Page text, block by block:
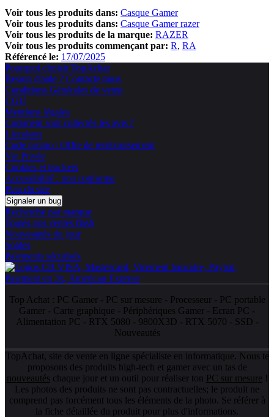
Voir tous les produits dans: Casque Gamer
Voir tous les produits dans: Casque Gamer razer
Voir tous les produits de la marque: RAZER
Voir tous les produits commençant par: R RA
Référencé le: 17/07/2025
Pourquoi choisir TopAchat
Besoin d'aide ? Contacte nous
Conditions Générales de vente
CGU
Mentions légales
Comment sont collectés les avis ?
Livraison
Code promo / Offre de remboursement
Vie Privée
Cookies et trackers
Accessibilité : non conforme
Plan du site
Signaler un bug
Recherche par marque
Toutes nos ventes flash
Nouveautés du jour
Soldes
Paiements sécurisés
Top Achat : PC Gamer- PC sur mesure - Processeur- PC portable
Gamer - Carte graphique - Périphériques Gamer - Ecran PC -
Alimentation PC - RTX 5080 - 9800X3D - RTX 5070 - SSD -
Nouveautés
TopAchat, site de vente en ligne spécialiste en informatique. Nous te
proposons des produits high-tech et gamer avec un tas de
nouveautés chaque jour et un outil pour réaliser ton PC sur mesure !
Les photos des produits ne sont pas contractuelles; le produit ne
comprend pas forcément tous les éléments de la photo. Se référer à
la fiche détaillée du produit pour plus d'informations.